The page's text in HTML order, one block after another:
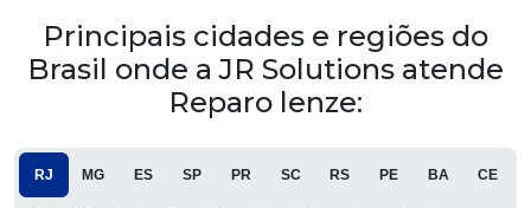
Principais cidades e regiões do
Brasil onde a JR Solutions atende
Reparo lenze:
RJ MG ES SP PR SC RS PE BA CE